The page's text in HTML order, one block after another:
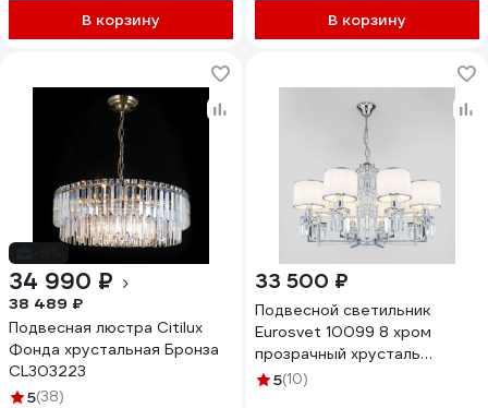
В корзину
В корзину
34 990 ₽
38 489 ₽
Подвесная люстра Citilux
Фонда хрустальная Бронза
CL303223
5(38)
33 500 ₽
Подвесной светильник
Eurosvet 10099 8 хром
прозрачный хрусталь
Strotskis (новый абажур)
5(10)